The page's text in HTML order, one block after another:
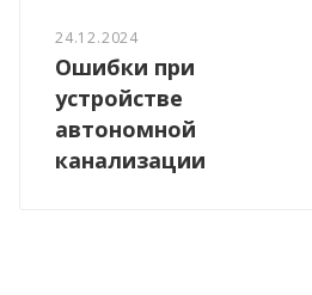
24.12.2024
Ошибки при
устройстве
автономной
канализации